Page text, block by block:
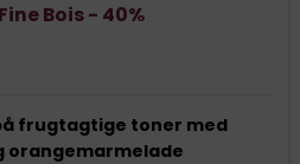
Bois - 40%
frugtagtige toner med
orangemarmelade